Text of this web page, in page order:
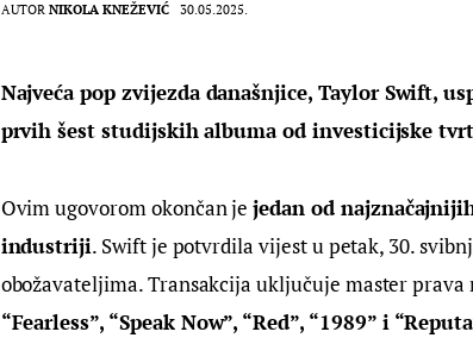
AUTOR NIKOLA KNEŽEVIĆ 30.05.2025.
Najveća pop zvijezda današnjice, Taylor Swift,
prvih šest studijskih albuma od investicijske
Ovim ugovorom okončan je jedan od
industriji. Swift je potvrdila vijest u petak, 30.
obožavateljima. Transakcija uključuje master
“Fearless”, “Speak Now”, “Red”, “1989” i